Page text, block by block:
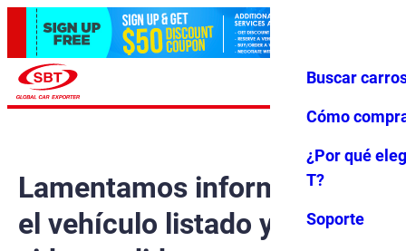
Favoritos Menú
Buscar
Cómo
¿Por qué
T?
Soporte
Lamentamos informarle que
el vehículo listado ya ha